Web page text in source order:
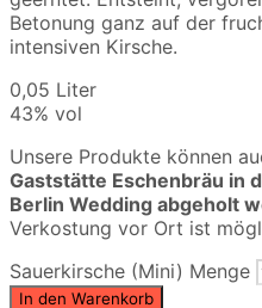
Betonung ganz auf der
intensiven Kirsche.
0,05 Liter
43% vol
Unsere Produkte können
Gaststätte Eschenbräu in
Berlin Wedding abgeholt
Verkostung vor Ort ist
Sauerkirsche (Mini) Menge
In den Warenkorb